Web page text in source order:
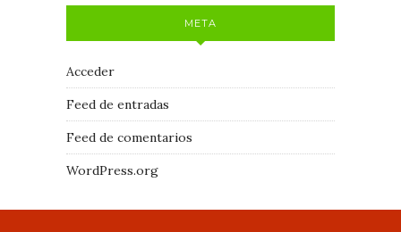
META
Acceder
Feed de entradas
Feed de comentarios
WordPress.org